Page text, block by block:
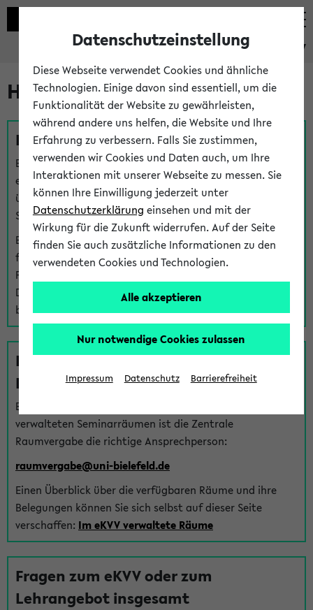
eKVV
Hilfe & Kontakt
Fragen zu einzelnen Veranstaltungen
Bei inhaltlichen und organisatorischen Fragen zu
einzelnen Veranstaltungen finden Sie Ansprechpersonen
über denFragen-Link bei jeder Veranstaltung. Der BIS
Support kann hier meist keine direkte Hilfe leisten.
Bei Veranstaltungen mit eKVV Teilnahmemanagement
finden Sie eine Auskunft über die Personen, die Ihre
Platzzuteilung im eKVV eingetragen haben, auf der
Detailseite zum Teilnahmemanagement der
betreffenden Veranstaltung.
Fragen zu im eKVV verwalteten
Räumen
Bei Fragen zur Vergabe von Hörsälen und vom eKVV
verwalteten Seminarräumen ist die Zentrale
Raumvergabe die richtige Ansprechperson:
raumvergabe@uni-bielefeld.de
Einen Überblick über die verfügbaren Räume und ihre
Belegungen können Sie sich selbst auf dieser Seite
verschaffen: Im eKVV verwaltete Räume
Fragen zum eKVV oder zum
Lehrangebot insgesamt
Datenschutzeinstellung
Diese Webseite verwendet Cookies und ähnliche
Technologien. Einige davon sind essentiell, um die
Funktionalität der Website zu gewährleisten,
während andere uns helfen, die Website und Ihre
Erfahrung zu verbessern. Falls Sie zustimmen,
verwenden wir Cookies und Daten auch, um Ihre
Interaktionen mit unserer Webseite zu messen. Sie
können Ihre Einwilligung jederzeit unter
Datenschutzerklärung einsehen und mit der
Wirkung für die Zukunft widerrufen. Auf der Seite
finden Sie auch zusätzliche Informationen zu den
verwendeten Cookies und Technologien.
Alle akzeptieren
Nur notwendige Cookies zulassen
Impressum Datenschutz Barrierefreiheit